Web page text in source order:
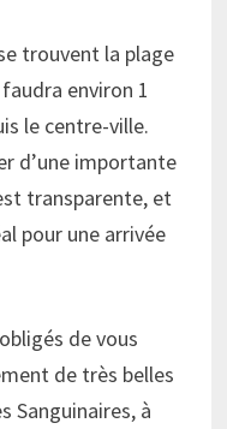
trouvent la plage
environ 1
le centre-ville.
d’une importante
transparente, et
pour une arrivée
de vous
de très belles
Sanguinaires, à